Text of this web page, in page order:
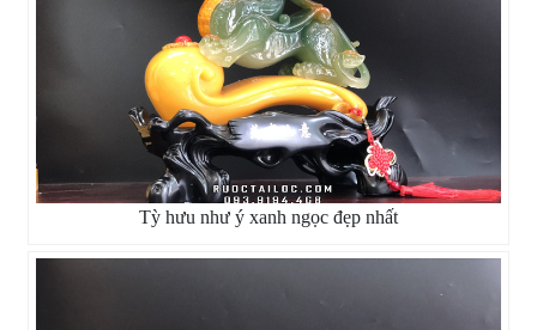
Tỳ hưu như ý xanh ngọc đẹp nhất